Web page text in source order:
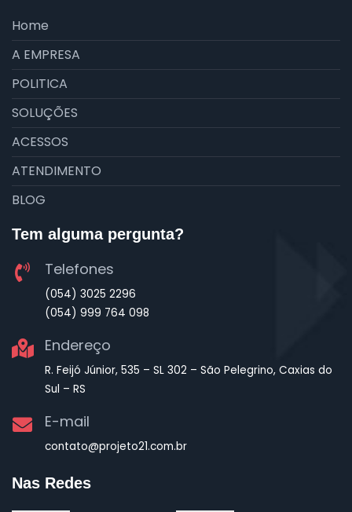
Home
A EMPRESA
POLITICA
SOLUÇÕES
ACESSOS
ATENDIMENTO
BLOG
Tem alguma pergunta?
Telefones
(054) 3025 2296
(054) 999 764 098
Endereço
R. Feijó Júnior, 535 – SL 302 – São Pelegrino, Caxias do
Sul – RS
E-mail
contato@projeto21.com.br
Nas Redes